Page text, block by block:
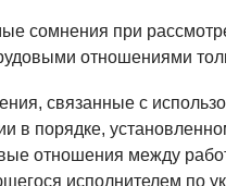
сомнения при
отношениями
связанные с
в порядке,
отношения между
исполнителем по